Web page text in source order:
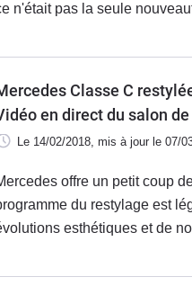
n'était pas la seule
de ce premier duel
Classe C
en direct du salon
Le 14/02/2018, mis à jour le 07/
offre un petit coup
du restylage est
esthétiques et de